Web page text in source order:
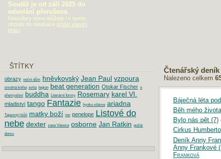
Čtenářský deník
Nalezeno celkem
Báječná léta
Běh mého života
Bylo nás pět (7)
Cirkus Humberto
Deník Anny
Anny Frankové
Franková
Soutěž je od září 2025 do
odvolání přerušena.
Navzdory tomu můžete i v tomto
období do databáze přidat vlastní
práci
ŠTÍTKY
obrazy noční dům hněvkovský Jean Paul vzpoura
smolná kniha svita legion beat generation Otokar Fischer o
přemyslovi buddha Literární formy Rosemary karel VI.
mladistvi tango Fantazie hynku viléme ariadna
Tajemný+kůň matky boží inn penelope Listové do
nebe dexter zase Vánoce osborne Jan Ratkin požár
domu